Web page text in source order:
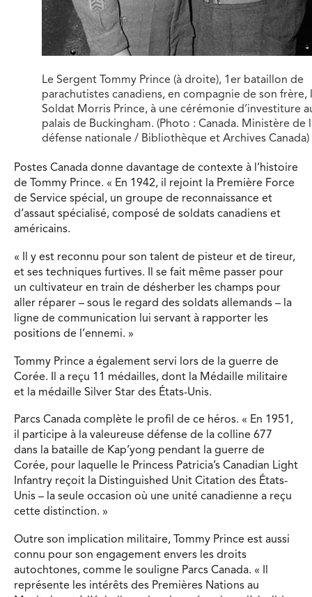
Le Sergent Tommy Prince (à droite), 1er bataillon de
parachutistes canadiens, en compagnie de son frère,
Soldat Morris Prince, à une cérémonie d’investiture
palais de Buckingham. (Photo : Canada. Ministère de
défense nationale / Bibliothèque et Archives Canada)
Postes Canada donne davantage de contexte à l’histoire
de Tommy Prince. « En 1942, il rejoint la Première Force
de Service spécial, un groupe de reconnaissance et
d’assaut spécialisé, composé de soldats canadiens et
américains.
« Il y est reconnu pour son talent de pisteur et de tireur,
et ses techniques furtives. Il se fait même passer pour
un cultivateur en train de désherber les champs pour
aller réparer – sous le regard des soldats allemands – la
ligne de communication lui servant à rapporter les
positions de l’ennemi. »
Tommy Prince a également servi lors de la guerre de
Corée. Il a reçu 11 médailles, dont la Médaille militaire
et la médaille Silver Star des États-Unis.
Parcs Canada complète le profil de ce héros. « En 1951,
il participe à la valeureuse défense de la colline 677
dans la bataille de Kap’yong pendant la guerre de
Corée, pour laquelle le Princess Patricia’s Canadian Light
Infantry reçoit la Distinguished Unit Citation des États-
Unis – la seule occasion où une unité canadienne a reçu
cette distinction. »
Outre son implication militaire, Tommy Prince est aussi
connu pour son engagement envers les droits
autochtones, comme le souligne Parcs Canada. « Il
représente les intérêts des Premières Nations au